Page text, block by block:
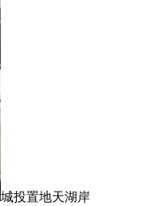
城投置地天湖岸